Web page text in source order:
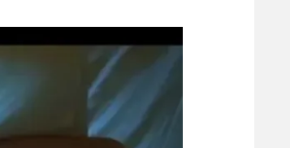
תקנון עבור פעילות אלקטרה
תקנון עבור פעילות ספורט 1 – "מרלן"